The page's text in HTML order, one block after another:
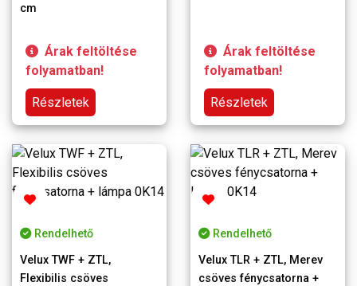
cm
Árak feltöltése
folyamatban!
Részletek
Árak feltöltése
folyamatban!
Részletek
Rendelhető
Velux TWF + ZTL,
Flexibilis csöves
Rendelhető
Velux TLR + ZTL, Merev
csöves fénycsatorna +